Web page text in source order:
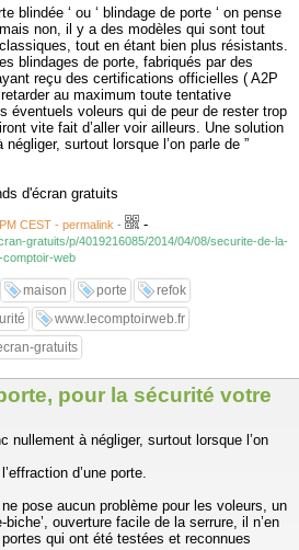
blindée ‘ ou ‘ blindage de porte ‘ on pense
non, il y a des modèles qui sont tout
tout en étant bien plus résistants.
blindages de porte, fabriqués par des
reçu des certifications officielles ( A2P
au maximum toute tentative
éventuels voleurs qui de peur de rester trop
vite fait d’aller voir ailleurs. Une solution
surtout lorsque l’on parle de ”
d'écran gratuits
CEST - permalink - -
gratuits/p/4019216085/2014/04/08/securite-de-la-
comptoir-web
maison porte
refok
www.lecomptoirweb.fr
gratuits
pour la sécurité votre
nullement à négliger, surtout lorsque l’on
d’une porte.
pose aucun problème pour les voleurs, un
biche’, ouverture facile de la serrure, il n’en
qui ont été testées et reconnues